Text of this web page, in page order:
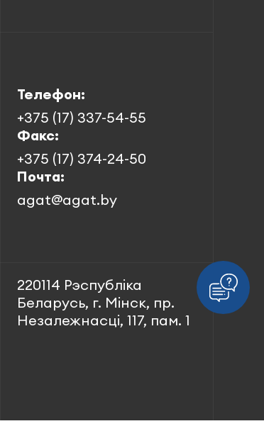
Телефон:
+375 (17) 337-54-55
Факс:
+375 (17) 374-24-50
Почта:
agat@agat.by
220114 Рэспубліка
Беларусь, г. Мінск, пр.
Незалежнасці, 117, пам. 1